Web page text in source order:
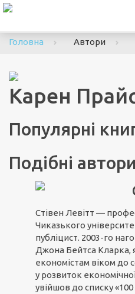
Головна
Автори
Карен
Популярні
Подібні автори
Стівен Левітт —
Чиказького
публіцист. 2003-го
Джона Бейтса Кларка,
економістам віком до
у розвиток
увійшов до списку